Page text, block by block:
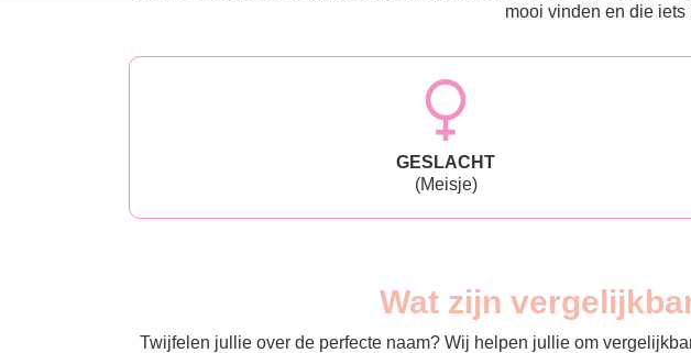
mooi vinden en die
GESLACHT
(Meisje)
Wat zijn
Twijfelen jullie over de perfecte naam? Wij helpen jullie om